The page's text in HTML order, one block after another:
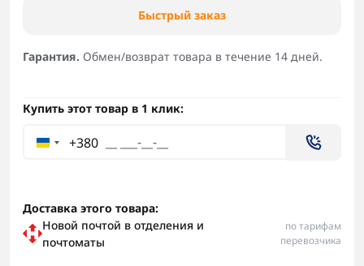
Быстрый заказ
Гарантия. Обмен/возврат товара в течение 14 дней.
Купить этот товар в 1 клик:
+380
Доставка этого товара:
Новой почтой в отделения и
почтоматы
по тарифам
перевозчика